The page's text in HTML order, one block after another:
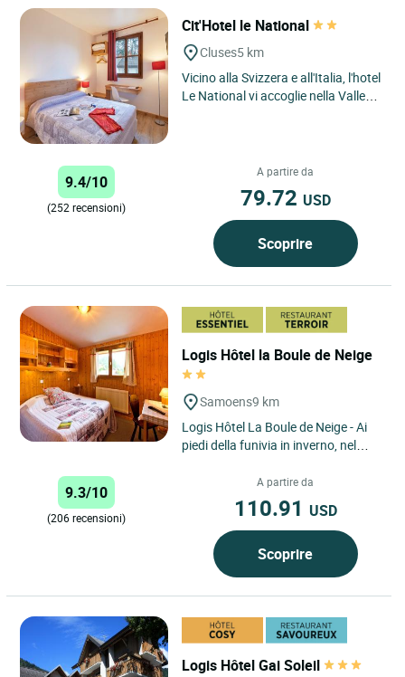
Cit'Hotel le National
Cluses5 km
Vicino alla Svizzera e all'Italia, l'hotel
Le National vi accoglie nella Valle
9.4/10
(252 recensioni)
A partire da
79.72 USD
Scoprire
Logis Hôtel la Boule de Neige
Samoens9 km
Logis Hôtel La Boule de Neige - Ai
piedi della funivia in inverno, nel
accogliente...
9.3/10
(206 recensioni)
A partire da
110.91 USD
Scoprire
Logis Hôtel Gai Soleil